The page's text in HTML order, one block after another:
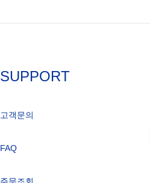
SUPPORT
고객문의
FAQ